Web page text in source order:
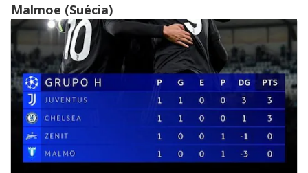
Malmoe (Suécia)